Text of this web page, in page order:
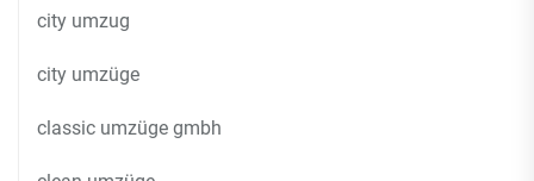
city umzug
city umzüge
classic umzüge gmbh